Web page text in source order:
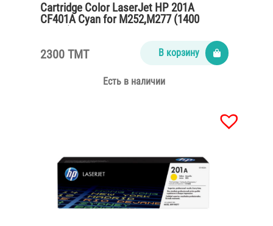
Cartridge Color LaserJet HP 201A
CF401A Cyan for M252,M277 (1400
2300 TMT В корзину
Есть в наличии